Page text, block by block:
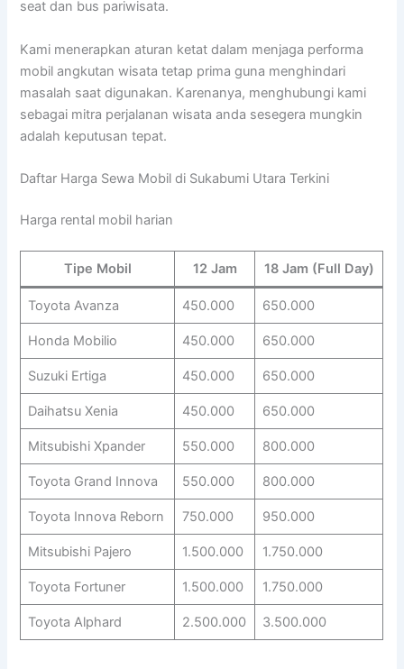
seat dan bus pariwisata.
Kami menerapkan aturan ketat dalam menjaga performa
mobil angkutan wisata tetap prima guna menghindari
masalah saat digunakan. Karenanya, menghubungi kami
sebagai mitra perjalanan wisata anda sesegera mungkin
adalah keputusan tepat.
Daftar Harga Sewa Mobil di Sukabumi Utara Terkini
Harga rental mobil harian
Tipe Mobil 12 Jam 18 Jam (Full Day)
Toyota Avanza 450.000 650.000
Honda Mobilio 450.000 650.000
Suzuki Ertiga 450.000 650.000
Daihatsu Xenia 450.000 650.000
Mitsubishi Xpander 550.000 800.000
Toyota Grand Innova 550.000 800.000
Toyota Innova Reborn 750.000 950.000
Mitsubishi Pajero 1.500.000 1.750.000
Toyota Fortuner 1.500.000 1.750.000
Toyota Alphard 2.500.000 3.500.000